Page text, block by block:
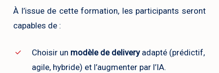
À l’issue de cette formation, les participants seront
capables de :
Choisir un modèle de deliveryadapté (prédictif,
agile, hybride) et l’augmenter par l’IA.